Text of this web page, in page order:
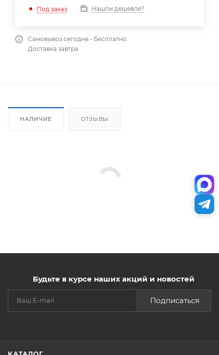
Под заказ Нашли дешевле?
Самовывоз сегодня - бесплатно
Доставка завтра
НАЛИЧИЕ ОТЗЫВЫ
Будьте в курсе наших акций и новостей
Подписаться